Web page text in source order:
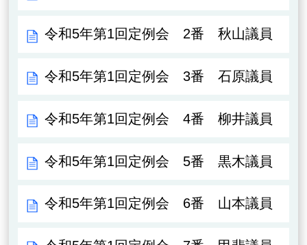
令和5年第1回定例会 2番 秋山議員
令和5年第1回定例会 3番 石原議員
令和5年第1回定例会 4番 柳井議員
令和5年第1回定例会 5番 黒木議員
令和5年第1回定例会 6番 山本議員